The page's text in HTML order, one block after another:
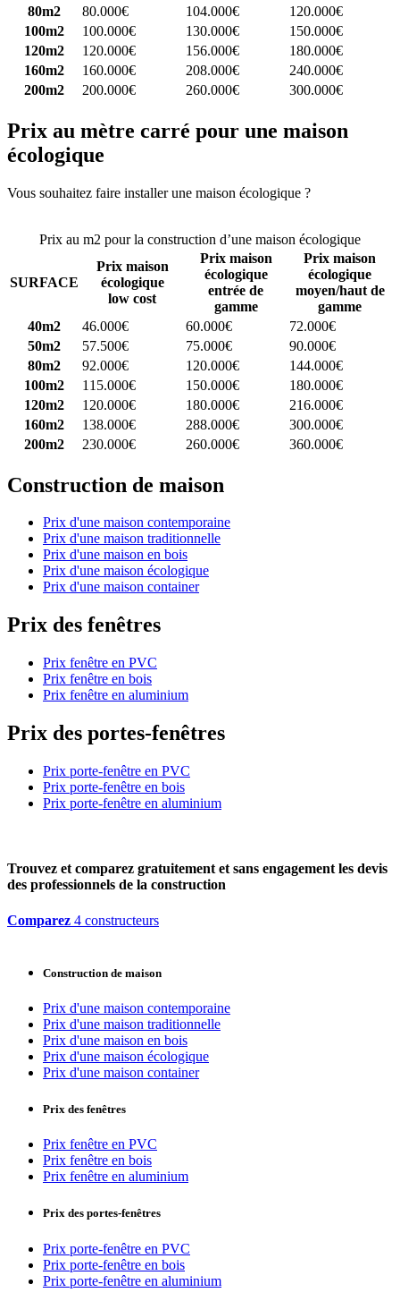
80m2
80.000€ 104.000€
120.000€
100m2
100.000€ 130.000€
150.000€
120m2
120.000€ 156.000€
180.000€
160m2
160.000€ 208.000€
240.000€
200m2
200.000€ 260.000€ 300.000€
Prix au mètre carré pour une maison
écologique
Vous souhaitez faire installer une maison écologique ?
Prix au m2 pour la construction d’une maison écologique
SURFACE
Prix maison
écologique
low cost
Prix maison
écologique
entrée de
gamme
Prix maison
écologique
moyen/haut de
gamme
40m2
46.000€ 60.000€
72.000€
50m2
57.500€ 75.000€
90.000€
80m2
92.000€ 120.000€
144.000€
100m2
115.000€ 150.000€
180.000€
120m2
120.000€ 180.000€
216.000€
160m2
138.000€ 288.000€
300.000€
200m2
230.000€ 260.000€ 360.000€
Construction de maison
Prix d'une maison contemporaine
Prix d'une maison traditionnelle
Prix d'une maison en bois
Prix d'une maison écologique
Prix d'une maison container
Prix des fenêtres
Prix fenêtre en PVC
Prix fenêtre en bois
Prix fenêtre en aluminium
Prix des portes-fenêtres
Prix porte-fenêtre en PVC
Prix porte-fenêtre en bois
Prix porte-fenêtre en aluminium
Trouvez et comparez gratuitement et sans engagement les devis
des professionnels de la construction
Comparez 4 constructeurs
Construction de maison
Prix d'une maison contemporaine
Prix d'une maison traditionnelle
Prix d'une maison en bois
Prix d'une maison écologique
Prix d'une maison container
Prix des fenêtres
Prix fenêtre en PVC
Prix fenêtre en bois
Prix fenêtre en aluminium
Prix des portes-fenêtres
Prix porte-fenêtre en PVC
Prix porte-fenêtre en bois
Prix porte-fenêtre en aluminium